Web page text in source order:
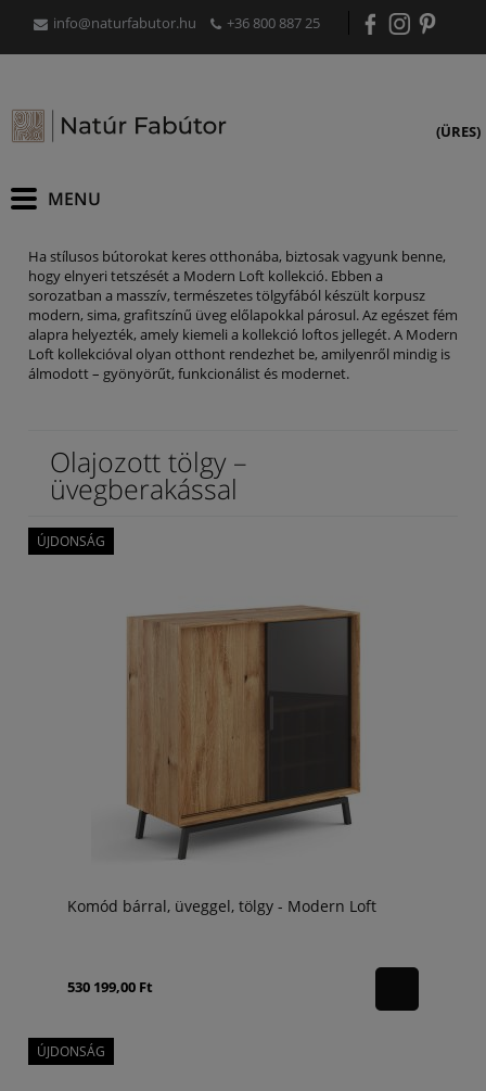
info@naturfabutor.hu +36 800 887 25
(ÜRES)
Ha stílusos bútorokat keres otthonába, biztosak vagyunk benne,
hogy elnyeri tetszését a Modern Loft kollekció. Ebben a
sorozatban a masszív, természetes tölgyfából készült korpusz
modern, sima, grafitszínű üveg előlapokkal párosul. Az egészet fém
alapra helyezték, amely kiemeli a kollekció loftos jellegét. A Modern
Loft kollekcióval olyan otthont rendezhet be, amilyenről mindig is
álmodott – gyönyörűt, funkcionálist és modernet.
Olajozott tölgy –
üvegberakással
Komód bárral, üveggel, tölgy - Modern Loft
530 199,00 Ft
ÚJDONSÁG
ÚJDONSÁG